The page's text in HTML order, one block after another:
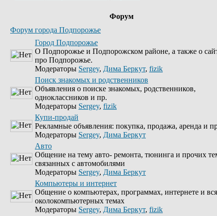
Форум
Форум города Подпорожье
Город Подпорожье
О Подпорожье и Подпорожском районе, а также о
про Подпорожье.
Модераторы Sergey, Дима Беркут, fizik
Поиск знакомых и родственников
Объявления о поиске знакомых, родственников,
одноклассников и пр.
Модераторы Sergey, fizik
Купи-продай
Рекламные объявления: покупка, продажа, аренда и
Модераторы Sergey, Дима Беркут
Авто
Общение на тему авто- ремонта, тюнинга и прочих
связанных с автомобилями
Модераторы Sergey, Дима Беркут
Компьютеры и интернет
Общение о компьютерах, программах, интернете и
околокомпьютерных темах
Модераторы Sergey, Дима Беркут, fizik